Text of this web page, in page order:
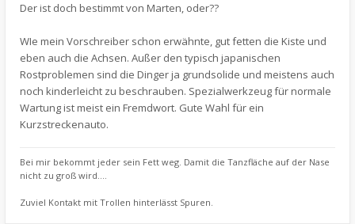
Der ist doch bestimmt von Marten, oder??
WIe mein Vorschreiber schon erwähnte, gut fetten die Kiste und
eben auch die Achsen. Außer den typisch japanischen
Rostproblemen sind die Dinger ja grundsolide und meistens auch
noch kinderleicht zu beschrauben. Spezialwerkzeug für normale
Wartung ist meist ein Fremdwort. Gute Wahl für ein
Kurzstreckenauto.
Bei mir bekommt jeder sein Fett weg. Damit die Tanzfläche auf der Nase
nicht zu groß wird....
Zuviel Kontakt mit Trollen hinterlässt Spuren.